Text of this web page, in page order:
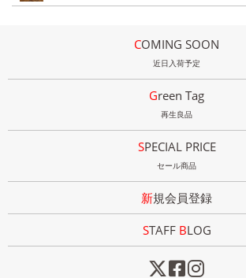
COMING SOON
近日入荷予定
Green Tag
再生良品
SPECIAL PRICE
セール商品
新規会員登録
STAFF BLOG